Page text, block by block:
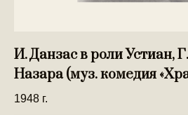
И. Данзас в роли Устиан,
Назара (муз. комедия
1948 г.